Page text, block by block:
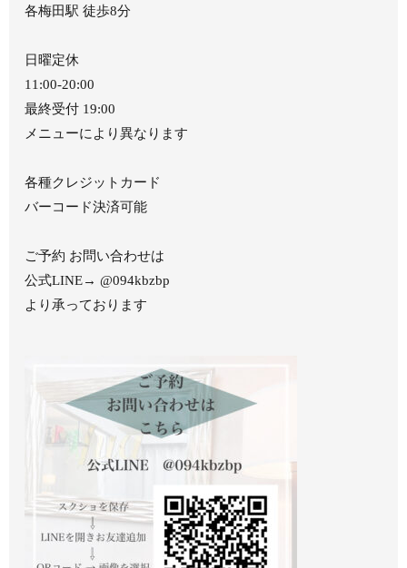
各梅田駅 徒歩8分
日曜定休
11:00-20:00
最終受付 19:00
メニューにより異なります
各種クレジットカード
バーコード決済可能
ご予約 お問い合わせは
公式LINE→ @094kbzbp
より承っております